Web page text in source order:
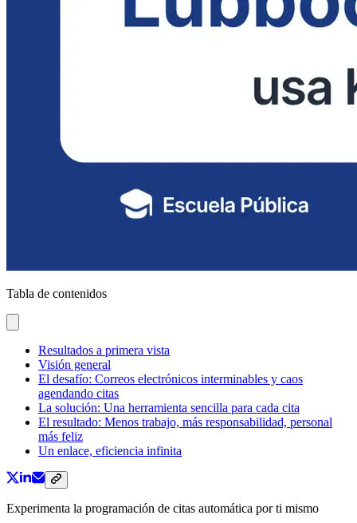
Tabla de contenidos
Resultados a primera vista
Visión general
El desafío: Correos electrónicos interminables y caos
agendando citas
La solución: Una herramienta sencilla para cada cita
El resultado: Menos trabajo, más responsabilidad, personal
más feliz
Un enlace, eficiencia infinita
Experimenta la programación de citas automática por ti mismo